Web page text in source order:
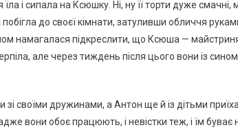
і сипала на Ксюшку. Ні, ну її торти дуже
побігла до своєї кімнати, затуливши обличчя
намагалася підкреслити, що Ксюша — майстриня
але через тиждень після цього вони із
зі своїми дружинами, а Антон ще й із дітьми
вони обоє працюють, і невістки теж, і їм